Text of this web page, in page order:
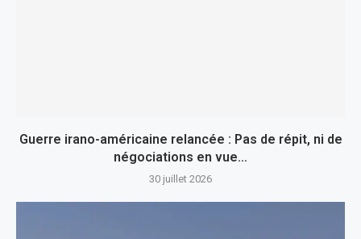
Guerre irano-américaine relancée : Pas de répit, ni de
négociations en vue…
30 juillet 2026